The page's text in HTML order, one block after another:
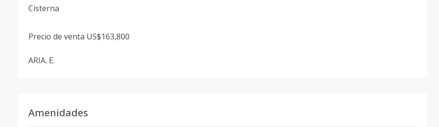
Cisterna
Precio de venta US$163,800
ARIA. E.
Amenidades